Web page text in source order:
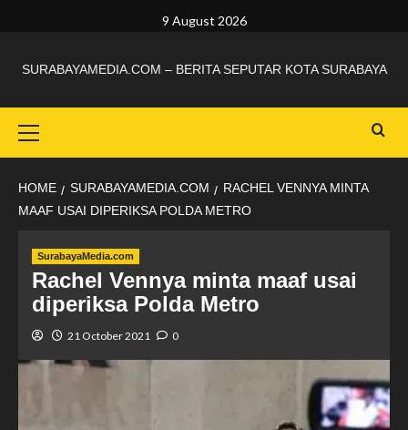
9 August 2026
SURABAYAMEDIA.COM – BERITA SEPUTAR KOTA SURABAYA
HOME SURABAYAMEDIA.COM
RACHEL VENNYA MINTA
MAAF USAI DIPERIKSA POLDA METRO
SurabayaMedia.com
Rachel Vennya minta maaf usai
diperiksa Polda Metro
21 October 2021 0